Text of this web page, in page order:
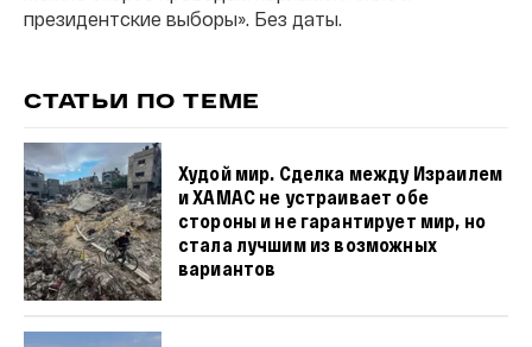
президентские выборы». Без даты.
СТАТЬИ ПО ТЕМЕ
Худой мир. Сделка между Израилем
и ХАМАС не устраивает обе
стороны и не гарантирует мир, но
стала лучшим из возможных
вариантов